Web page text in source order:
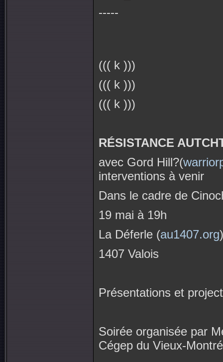
-----
((( k )))
((( k )))
((( k )))
RÉSISTANCE
avec Gord Hill?(
interventions à venir
Dans le cadre de
19 mai à 19h
La Déferle (au1407.org)
1407 Valois
Présentations et
Soirée organisée par
Cégep du Vieux-